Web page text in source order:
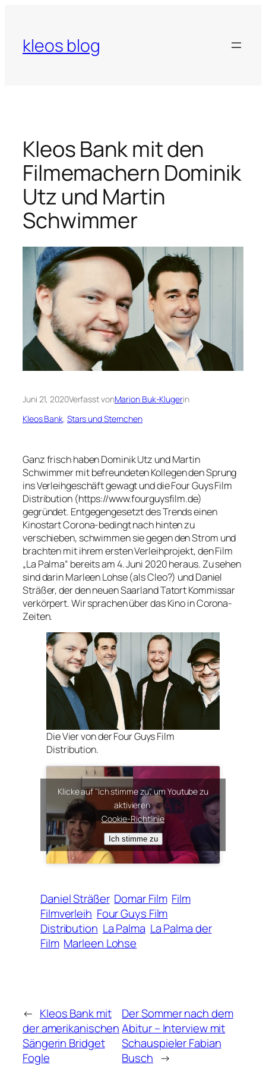
springen
kleos blog
Kleos Bank mit den
Filmemachern Dominik
Utz und Martin
Schwimmer
Juni 21, 2020Verfasst vonMarion Buk-Klugerin
Kleos Bank, Stars und Sternchen
Ganz frisch haben Dominik Utz und Martin
Schwimmer mit befreundeten Kollegen den Sprung
ins Verleihgeschäft gewagt und die Four Guys Film
Distribution (https://www.fourguysfilm.de)
gegründet. Entgegengesetzt des Trends einen
Kinostart Corona-bedingt nach hinten zu
verschieben, schwimmen sie gegen den Strom und
brachten mit ihrem ersten Verleihprojekt, den Film
„La Palma“ bereits am 4. Juni 2020 heraus. Zu sehen
sind darin Marleen Lohse (als Cleo?) und Daniel
Sträßer, der den neuen Saarland Tatort Kommissar
verkörpert. Wir sprachen über das Kino in Corona-
Zeiten.
Die Vier von der Four Guys Film
Distribution.
Klicke auf "Ich stimme zu", um Youtube zu
aktivieren
Cookie-Richtlinie
Ich stimme zu
Daniel Sträßer Domar Film Film
Filmverleih Four Guys Film
Distribution La Palma La Palma der
Film Marleen Lohse
← Kleos Bank mit
der amerikanischen
Sängerin Bridget
Fogle
Der Sommer nach dem
Abitur – Interview mit
Schauspieler Fabian
Busch →